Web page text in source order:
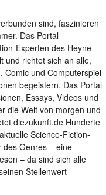
sind, faszinieren
Das Portal
Experten des Heyne-
und richtet sich an alle,
Comic und Computerspiel
begeistern. Das Portal
Essays, Videos und
die Welt von morgen und
diezukunft.de Hunderte
Science-Fiction-
des Genres – eine
– da sind sich alle
Stellenwert